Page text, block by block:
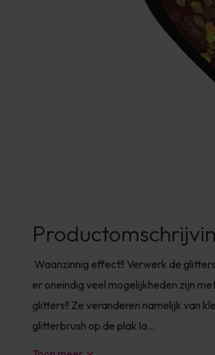
Waanzinnig effect!! Verwerk de
er oneindig veel mogelijkheden zijn
glitters!! Ze veranderen namelijk van
glitterbrush op de plak la...